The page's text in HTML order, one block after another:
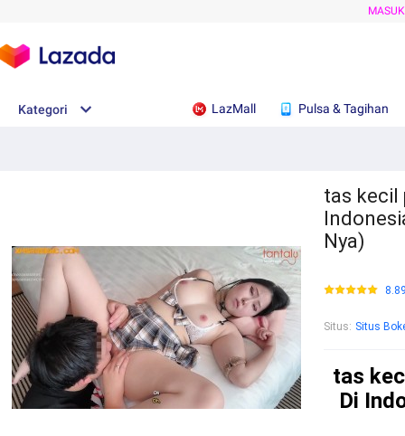
Kategori LazMall Pulsa & Tagihan
tas kecil
Nya)
Situs: Situs
tas
Di